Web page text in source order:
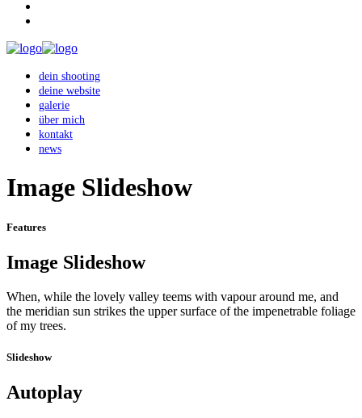
dein shooting
deine website
galerie
über mich
kontakt
news
Image Slideshow
Features
Image Slideshow
When, while the lovely valley teems with vapour around me, and
the meridian sun strikes the upper surface of the impenetrable foliage
of my trees.
Slideshow
Autoplay